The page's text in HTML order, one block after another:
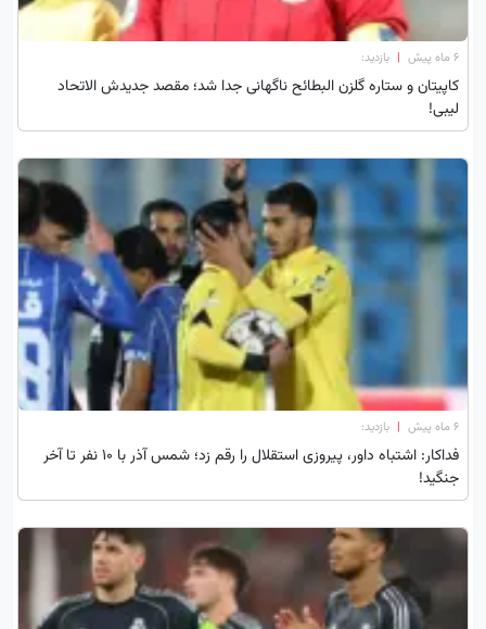
۶ ماه پیش | بازدید:
کاپیتان و ستاره گلزن البطائح ناگهانی جدا شد؛ مقصد جدیدش الاتحاد
لیبی!
۶ ماه پیش | بازدید:
فداکار: اشتباه داور، پیروزی استقلال را رقم زد؛ شمس آذر با 10 نفر تا آخر
جنگید!